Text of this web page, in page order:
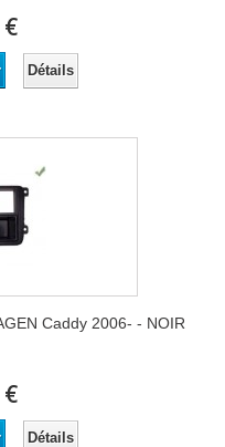
Détails
Caddy 2006- - NOIR
Détails